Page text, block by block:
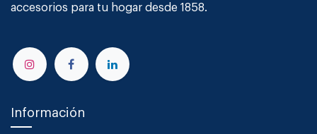
accesorios para tu hogar desde 1858.
Información